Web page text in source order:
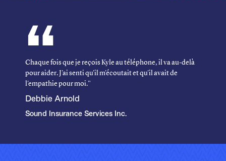
Chaque fois que je reçois Kyle au téléphone, il va au-delà
pour aider. J'ai senti qu'il m'écoutait et qu'il avait de
l'empathie pour moi."
Debbie Arnold
Sound Insurance Services Inc.